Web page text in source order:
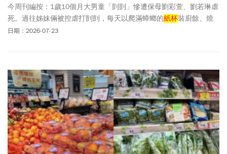
今周刊編按：1歲10個月大男童「剴剴」慘遭保母劉彩萱、劉若琳虐
死。過往姊妹倆被控虐打剴剴，每天以爬滿蟑螂的紙杯裝廚餘、燒
焦物餵食，使剴剴被照顧不到3個月，體無完膚死亡。劉彩萱、劉若
判決書內容顯示，兩人見剴剴日益瘦弱有外傷，均未積極帶他去就
醫治療，導致剴剴營養不良、身體衰弱，全身至少42處虐待性傷
勢。最終因低血溶性休克死亡。國民法官批評劉彩萱「以虐取
樂」，判無期徒刑，劉若琳乃共同正犯，判刑18年。一審台北地院
國民法官庭，將劉彩萱重判無期徒刑、劉若琳判18年徒刑，二審高
等法院今年(2026年)1/27駁回上訴維持原判。最高法院週四(7/23)駁
回檢辯上訴，全案定讞。2人羈押中，將直接發監執行。
日期：2026-07-23